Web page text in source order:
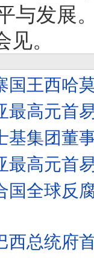
与发展
。
国王西哈
最高元首
集团董
最高元首
国全球反
西总统府